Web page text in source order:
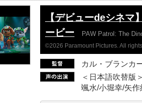
【デビューdeシネマ
ービー
PAW Patrol: The
©2026 Paramount Pictures. All
カル・ブランカ
＜日本語吹替版
颯水/小堀幸/矢作